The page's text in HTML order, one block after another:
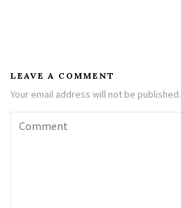
LEAVE A COMMENT
Your email address will not be published.